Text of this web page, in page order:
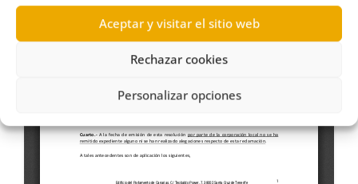
Aceptar y visitar el sitio web
Rechazar cookies
Personalizar opciones